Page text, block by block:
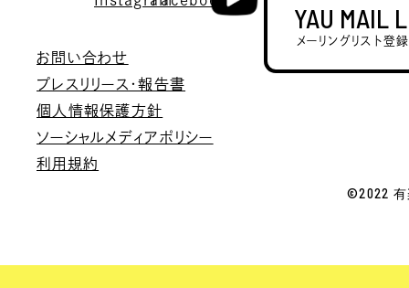
YAU MAIL
メーリングリスト登
お問い合わせ
プレスリリース・報告書
個人情報保護方針
ソーシャルメディアポリシー
利用規約
©2022 有